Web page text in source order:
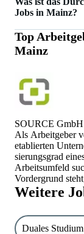
Jobs in Mainz?
Das
ist 2.600 €.
Top
Mainz
SOURCE GmbH
Als Arbeitgeber
etablierten
sierungs­grad
Arbeits­umfeld
Vordergrund
Weitere
Duales